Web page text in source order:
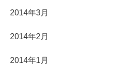
2014年3月
2014年2月
2014年1月